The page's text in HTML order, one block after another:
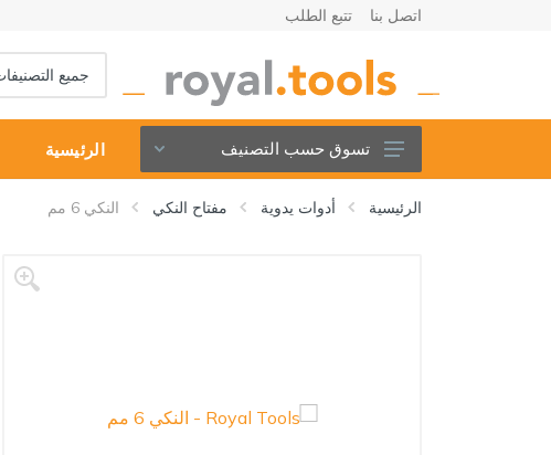
اتصل بنا تتبع الطلب
الادوات الكهربائية
تسوق حسب التصنيف الرئيسية
الرئيسية أدوات يدوية مفتاح النكي النكي 6 مم